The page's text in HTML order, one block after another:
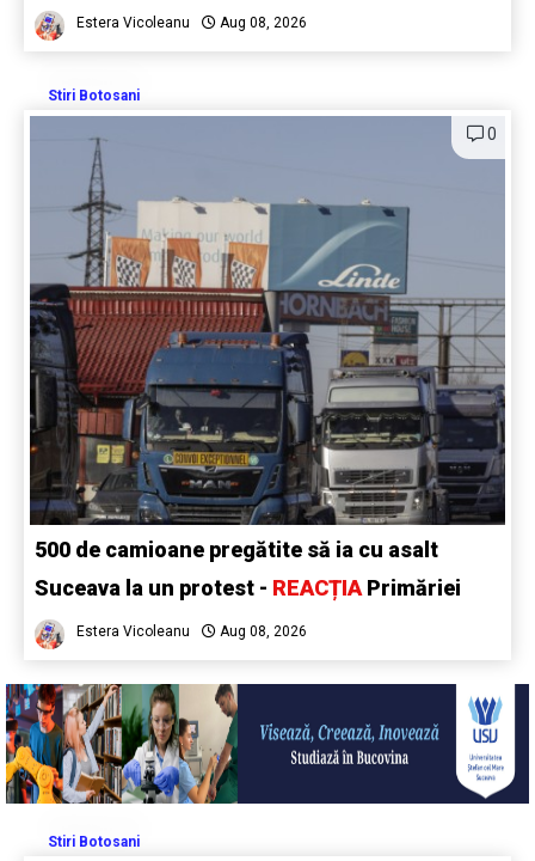
Estera Vicoleanu Aug 08, 2026
Stiri Botosani
0
500 de camioane pregătite să ia cu asalt
Suceava la un protest - REACȚIAPrimăriei
Estera Vicoleanu Aug 08, 2026
Stiri Botosani